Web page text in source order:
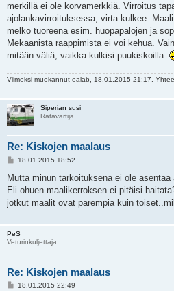
t
i
merkillä ei ole korvamerkkiä. Virroitus
ajolankavirroituksessa, virta kulkee.
melko tuoreena esim. huopapalojen ja
Mekaanista raappimista ei voi kehua.
mitään väliä, vaikka kulkisi puukiskoilla.
Viimeksi muokannut ealab , 18.01.2015 21:17.
Siperian susi
Ratavartija
Re: Kiskojen maalaus
V
e
t
i
18.01.2015 18:52
Mutta minun tarkoituksena ei ole asentaa
Eli ohuen maalikerroksen ei pitäisi
jotkut maalit ovat parempia kuin
PeS
Veturinkuljettaja
Re: Kiskojen maalaus
V18.01.2015 22:49